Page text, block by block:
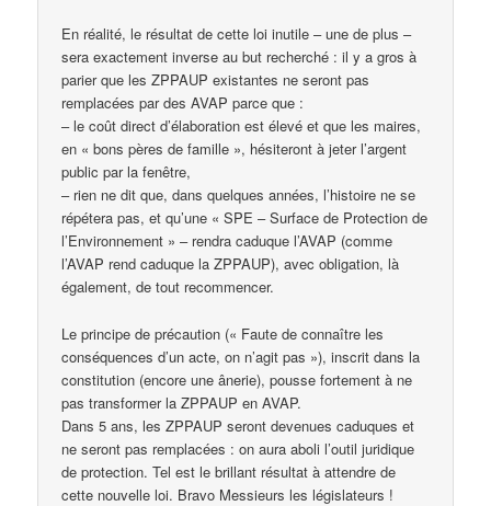
En réalité, le résultat de cette loi inutile – une de plus –
sera exactement inverse au but recherché : il y a gros à
parier que les ZPPAUP existantes ne seront pas
remplacées par des AVAP parce que :
– le coût direct d’élaboration est élevé et que les maires,
en « bons pères de famille », hésiteront à jeter l’argent
public par la fenêtre,
– rien ne dit que, dans quelques années, l’histoire ne se
répétera pas, et qu’une « SPE – Surface de Protection de
l’Environnement » – rendra caduque l’AVAP (comme
l’AVAP rend caduque la ZPPAUP), avec obligation, là
également, de tout recommencer.
Le principe de précaution (« Faute de connaître les
conséquences d’un acte, on n’agit pas »), inscrit dans la
constitution (encore une ânerie), pousse fortement à ne
pas transformer la ZPPAUP en AVAP.
Dans 5 ans, les ZPPAUP seront devenues caduques et
ne seront pas remplacées : on aura aboli l’outil juridique
de protection. Tel est le brillant résultat à attendre de
cette nouvelle loi. Bravo Messieurs les législateurs !